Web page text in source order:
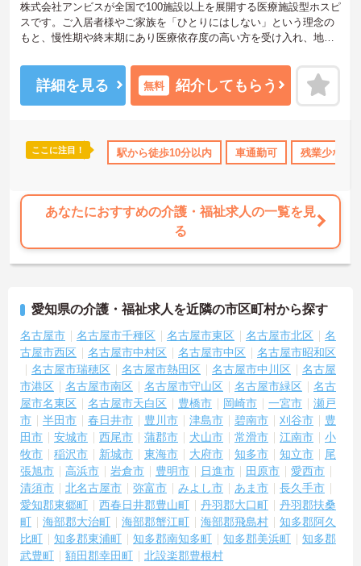
日110日以上 資格取得サポート 研修制度あり 産休･育休･介
株式会社アンビスが全国で100施設以上を展開する医療施設型ホスピ
スです。ご入居者様やご家族を「ひとりにはしない」という理念の
もと、慢性期や終末期にあり医療依存度の高い方を受け入れ、地域
護師が24時間常駐しています。急変時の対応や医療行為は看護師が
担当するため、初任者研修や実務者研修の方も食事介助や入浴介助
などの生活を支えるケアに専念できる環境です。多職種で情報を共
なるほか、月平均の残業時間も5時間から7時間程度とかなり少なめ
です。常勤スタッフの比率が90パーセントを超えているため急な勤
に合わせた個別のOJT研修が実施されます。eラーニングも導入され
ており、多職種と連携しながら専門性を着実に深めていける環境が
★おすすめPOINT★
実施し、ｅラーニングを用いた学習の機会も提供されます
・施設内には看護師が24時間常駐しており、急変時の対応や専門的
な医療処置は看護師が担当するため負担が減ります
・介護スタッフと看護スタッフの比率が1対1で相談しやすく、初任
者研修や実務者研修からでも着実に専門性を高められます
＜残業月7時間以下で身体の負担を軽減！＞
・常勤で働くスタッフの比率が90パーセント以上と高く、急なシフ
ト変更や無理な長時間勤務が発生しにくい人員体制です
・訪問スケジュールに沿って施設内でのケアを行うため、月平均の
残業時間は5時間から7時間程度とかなり少なめに抑えられます
・夜勤明けの翌日は原則としてお休みとなるシフト編成が組まれて
おり、しっかりと休息を取りながら長期的な就業が可能です
＜評価制度でキャリアアップ＞
・介護福祉士や初任者研修などの資格や実務経験、夜勤回数がしっ
かりと給与に反映されるためモチベーションを維持できます
・年次を問わずリーダーや主任などのマネジメント職へ昇格する事
例も多数あり、腰を据えて長期的なキャリア形成が可能です
詳細を見る 無料 紹介してもらう
ここに注目！ 駅から徒歩10分以内 車通勤可 残業少なめ
あなたにおすすめの介護・福祉求人の一覧を見
る
愛知県の介護・福祉求人を近隣の市区町村から探す
名古屋市 名古屋市千種区 名古屋市東区 名古屋市北区
名
古屋市西区
名古屋市中村区 名古屋市中区
名古屋市昭和区
名古屋市瑞穂区
名古屋市熱田区 名古屋市中川区
名古屋
市港区
名古屋市南区 名古屋市守山区 名古屋市緑区
名古
屋市名東区
名古屋市天白区 豊橋市 岡崎市 一宮市
瀬戸
市
半田市 春日井市 豊川市 津島市 碧南市 刈谷市
豊
田市
安城市 西尾市 蒲郡市 犬山市 常滑市 江南市
小
牧市
稲沢市 新城市 東海市 大府市 知多市 知立市
尾
張旭市
高浜市 岩倉市 豊明市 日進市 田原市
愛西市
清須市
北名古屋市 弥富市 みよし市 あま市
長久手市
愛知郡東郷町
西春日井郡豊山町 丹羽郡大口町
丹羽郡扶桑
町
海部郡大治町 海部郡蟹江町 海部郡飛島村
知多郡阿久
比町
知多郡東浦町 知多郡南知多町 知多郡美浜町
知多郡
武豊町
額田郡幸田町 北設楽郡豊根村